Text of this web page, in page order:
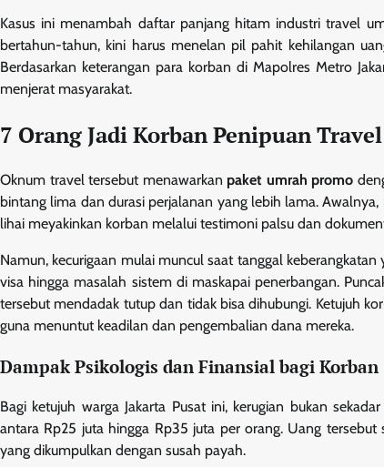
Kasus ini menambah daftar panjang hitam industri travel
bertahun-tahun, kini harus menelan pil pahit kehilangan
Berdasarkan keterangan para korban di Mapolres Metro
menjerat masyarakat.
7 Orang Jadi Korban Penipuan
Oknum travel tersebut menawarkan paket umrah promo
bintang lima dan durasi perjalanan yang lebih lama.
lihai meyakinkan korban melalui testimoni palsu dan
Namun, kecurigaan mulai muncul saat tanggal
visa hingga masalah sistem di maskapai penerbangan.
tersebut mendadak tutup dan tidak bisa dihubungi. Ketujuh
guna menuntut keadilan dan pengembalian dana mereka.
Dampak Psikologis dan Finansial bagi Korban
Bagi ketujuh warga Jakarta Pusat ini, kerugian bukan
antara Rp25 juta hingga Rp35 juta per orang. Uang
yang dikumpulkan dengan susah payah.